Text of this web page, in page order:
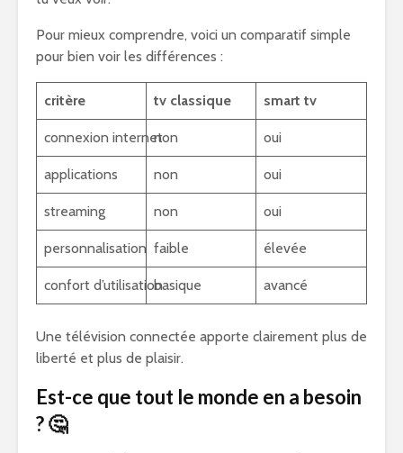
Pour mieux comprendre, voici un comparatif simple
pour bien voir les différences :
critère tv classique smart tv
connexion internetnon oui
applications non oui
streaming non oui
personnalisation faible élevée
confort d’utilisationbasique avancé
Une télévision connectée apporte clairement plus de
liberté et plus de plaisir.
Est-ce que tout le monde en a besoin
? 🤔